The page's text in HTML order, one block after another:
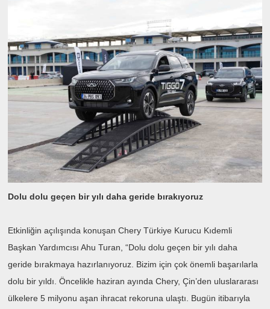
Dolu dolu geçen bir yılı daha geride bırakıyoruz
Etkinliğin açılışında konuşan Chery Türkiye Kurucu Kıdemli
Başkan Yardımcısı Ahu Turan, “Dolu dolu geçen bir yılı daha
geride bırakmaya hazırlanıyoruz. Bizim için çok önemli başarılarla
dolu bir yıldı. Öncelikle haziran ayında Chery, Çin’den uluslararası
ülkelere 5 milyonu aşan ihracat rekoruna ulaştı. Bugün itibarıyla